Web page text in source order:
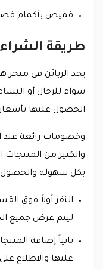
قميص بأكمام
طريقة
يجد الزبائن في
سواء للرجال أو
الحصول عليها
والكثير من المنتجات
بكل سهولة
النقر أولاً فوق
ليتم عرض جميع
ثانياً إضافة
عليها والاطلاع